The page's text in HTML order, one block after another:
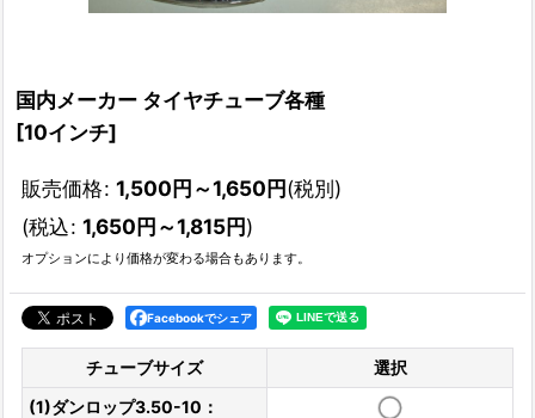
国内メーカー タイヤチューブ各種
[10インチ]
販売価格: 1,500円～1,650円(税別)
(税込: 1,650円～1,815円)
オプションにより価格が変わる場合もあります。
Facebookでシェア
チューブサイズ
選択
(1)ダンロップ3.50-10：